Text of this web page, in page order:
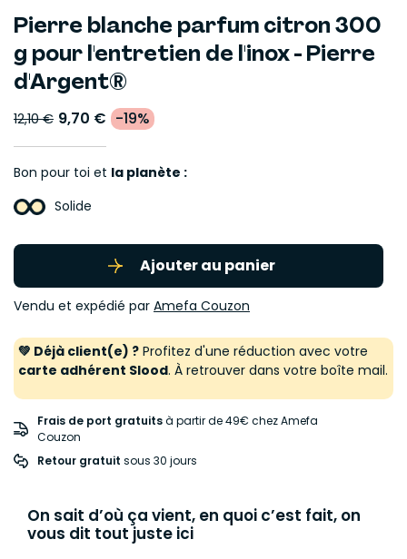
Pierre blanche parfum citron 300
g pour l'entretien de l'inox - Pierre
d'Argent®
12,10 € 9,70 € -19%
Bon pour toi et la planète :
Solide
Ajouter au panier
Vendu et expédié par Amefa Couzon
💚 Déjà client(e) ? Profitez d'une réduction avec votre
carte adhérent Slood. À retrouver dans votre boîte mail.
Frais de port gratuitsà partir de 49€ chez Amefa
Couzon
Retour gratuit sous 30 jours
On sait d’où ça vient, en quoi c’est fait, on
vous dit tout juste ici